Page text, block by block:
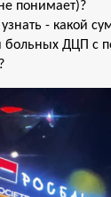
понимает)?
узнать - какой
больных ДЦП с